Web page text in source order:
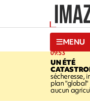
MENU
09:53
UN ÉTÉ
sécheresse,
plan "global"
aucun